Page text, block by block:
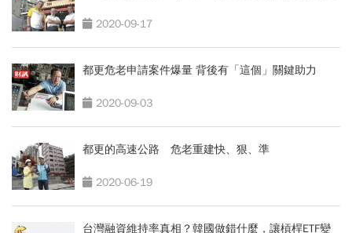
2020-09-17
都更危老申請案件爆量 背後有「這個」關鍵助力
2020-09-03
都更的高速公路 危老重建快、狠、準
2020-06-19
台灣融資維持率真相？韓國做錯什麼，讓槓桿ETF變